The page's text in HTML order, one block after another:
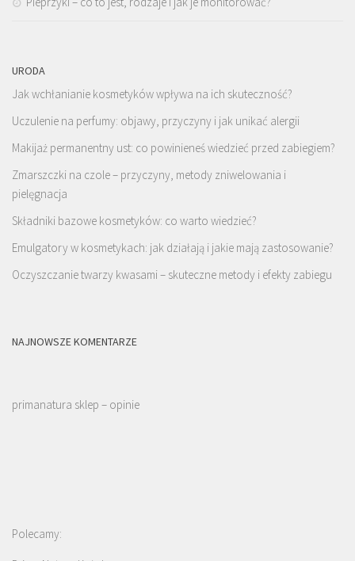
URODA
Jak wchłanianie kosmetyków wpływa na ich skuteczność?
Uczulenie na perfumy: objawy, przyczyny i jak unikać alergii
Makijaż permanentny ust: co powinieneś wiedzieć przed zabiegiem?
Zmarszczki na czole – przyczyny, metody zniwelowania i
pielęgnacja
Składniki bazowe kosmetyków: co warto wiedzieć?
Emulgatory w kosmetykach: jak działają i jakie mają zastosowanie?
Oczyszczanie twarzy kwasami – skuteczne metody i efekty zabiegu
NAJNOWSZE KOMENTARZE
primanatura sklep – opinie
Polecamy: